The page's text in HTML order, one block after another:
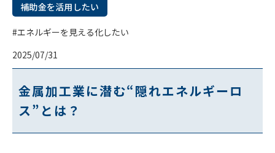
補助金を活用したい
#エネルギーを見える化したい
2025/07/31
金属加工業に潜む“隠れエネルギーロ
ス”とは？